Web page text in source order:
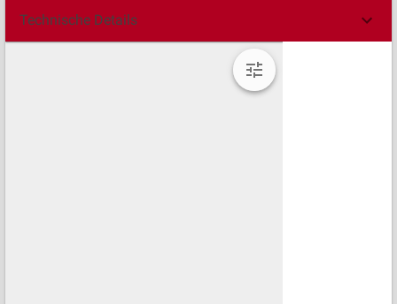
Technische Details